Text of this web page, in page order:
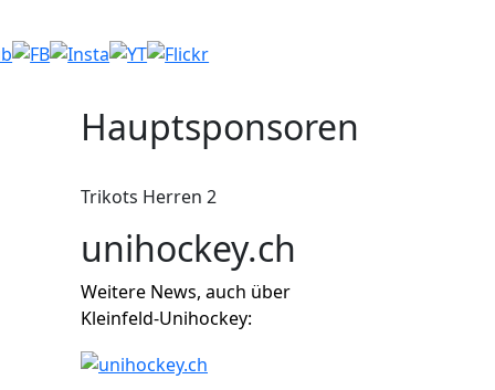
Hauptsponsoren
Trikots Herren 2
unihockey.ch
Weitere News, auch über
Kleinfeld-Unihockey: